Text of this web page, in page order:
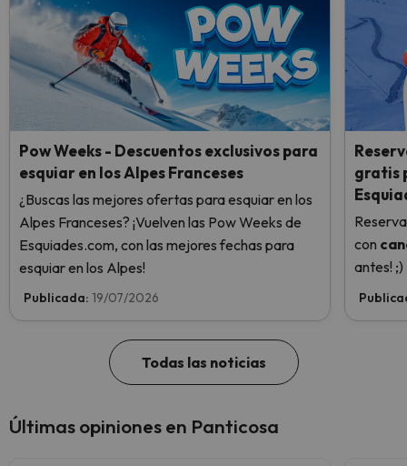
Pow Weeks - Descuentos exclusivos para
esquiar en los Alpes Franceses
¿Buscas las mejores ofertas para esquiar en los
Alpes Franceses? ¡Vuelven las Pow Weeks de
Esquiades.com, con las mejores fechas para
esquiar en los Alpes!
Publicada: 19/07/2026
gratis
con
antes! ;)
Todas las noticias
Últimas opiniones en Panticosa